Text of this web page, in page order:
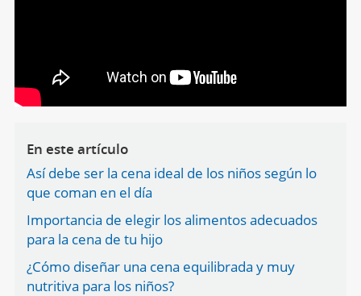
En este artículo
Así debe ser la cena ideal de los niños según lo
que coman en el día
Importancia de elegir los alimentos adecuados
para la cena de tu hijo
¿Cómo diseñar una cena equilibrada y muy
nutritiva para los niños?